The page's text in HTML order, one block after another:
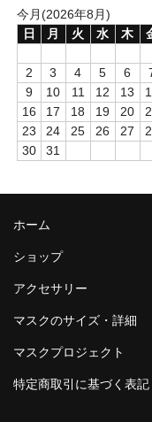
今月(2026年8月)
日
月 火 水 木
2
3 4 5 6
9
10 11 12 13
16
17 18 19 20
23
24 25 26 27
30
31
ホーム
ショップ
アクセサリー
マスクのサイズ・詳細
マスクプロジェクト
特定商取引に基づく表記